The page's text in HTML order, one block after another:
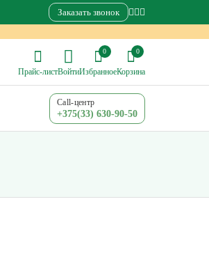
Заказать звонок
Прайс-листВойти
0
Избранное
0
Корзина
Call-центр
+375(33) 630-90-50